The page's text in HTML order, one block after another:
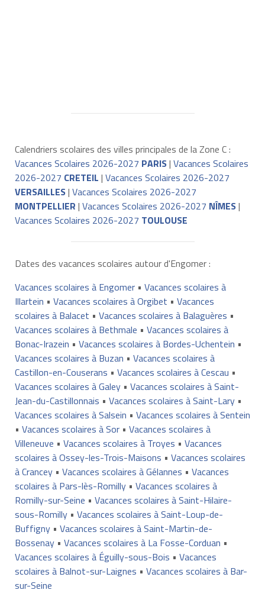
Calendriers scolaires des villes principales de la Zone C :
Vacances Scolaires 2026-2027 PARIS| Vacances Scolaires
2026-2027 CRETEIL | Vacances Scolaires 2026-2027
VERSAILLES| Vacances Scolaires 2026-2027
MONTPELLIER | Vacances Scolaires 2026-2027 NÎMES|
Vacances Scolaires 2026-2027 TOULOUSE
Dates des vacances scolaires autour d'Engomer :
Vacances scolaires à Engomer• Vacances scolaires à
Illartein • Vacances scolaires à Orgibet • Vacances
scolaires à Balacet • Vacances scolaires à Balaguères •
Vacances scolaires à Bethmale • Vacances scolaires à
Bonac-Irazein • Vacances scolaires à Bordes-Uchentein •
Vacances scolaires à Buzan • Vacances scolaires à
Castillon-en-Couserans • Vacances scolaires à Cescau •
Vacances scolaires à Galey• Vacances scolaires à Saint-
Jean-du-Castillonnais • Vacances scolaires à Saint-Lary•
Vacances scolaires à Salsein • Vacances scolaires à Sentein
• Vacances scolaires à Sor• Vacances scolaires à
Villeneuve • Vacances scolaires à Troyes • Vacances
scolaires à Ossey-les-Trois-Maisons • Vacances scolaires
à Crancey• Vacances scolaires à Gélannes • Vacances
scolaires à Pars-lès-Romilly• Vacances scolaires à
Romilly-sur-Seine • Vacances scolaires à Saint-Hilaire-
sous-Romilly• Vacances scolaires à Saint-Loup-de-
Buffigny• Vacances scolaires à Saint-Martin-de-
Bossenay• Vacances scolaires à La Fosse-Corduan •
Vacances scolaires à Éguilly-sous-Bois • Vacances
scolaires à Balnot-sur-Laignes • Vacances scolaires à Bar-
sur-Seine